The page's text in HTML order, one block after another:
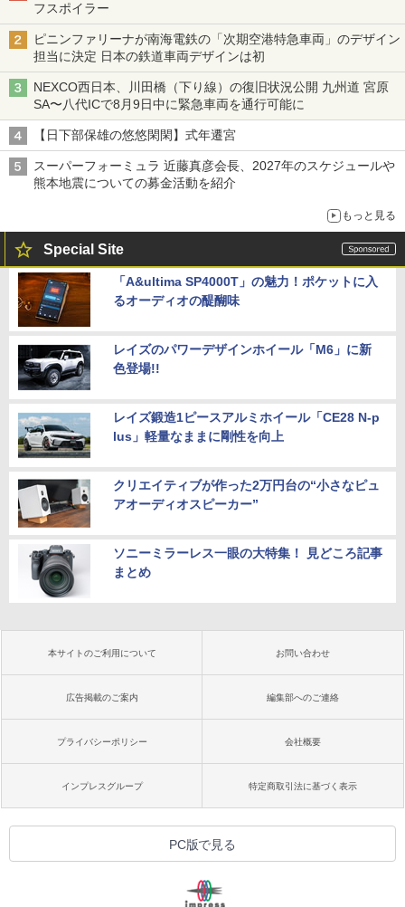
フスポイラー
ピニンファリーナが南海電鉄の「次期空港特急車両」のデザイン
担当に決定 日本の鉄道車両デザインは初
NEXCO西日本、川田橋（下り線）の復旧状況公開 九州道 宮原
SA〜八代ICで8月9日中に緊急車両を通行可能に
【日下部保雄の悠悠閑閑】式年遷宮
スーパーフォーミュラ 近藤真彦会長、2027年のスケジュールや
熊本地震についての募金活動を紹介
もっと見る
Special Site
「A&ultima SP4000T」の魅力！ポケットに入
るオーディオの醍醐味
レイズのパワーデザインホイール「M6」に新
色登場!!
レイズ鍛造1ピースアルミホイール「CE28 N-p
lus」軽量なままに剛性を向上
クリエイティブが作った2万円台の“小さなピュ
アオーディオスピーカー”
ソニーミラーレス一眼の大特集！ 見どころ記事
まとめ
本サイトのご利用について お問い合わせ
広告掲載のご案内 編集部へのご連絡
プライバシーポリシー 会社概要
インプレスグループ 特定商取引法に基づく表示
PC版で見る